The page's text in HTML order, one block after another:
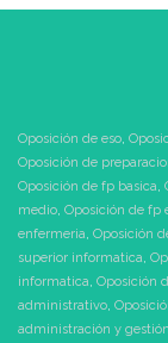
Oposición de eso,
Oposición de
Oposición de fp basica,
medio, Oposición de fp
enfermeria, Oposición
superior informatica,
informatica, Oposición
administrativo,
administración y gestión